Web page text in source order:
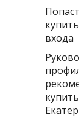
входа